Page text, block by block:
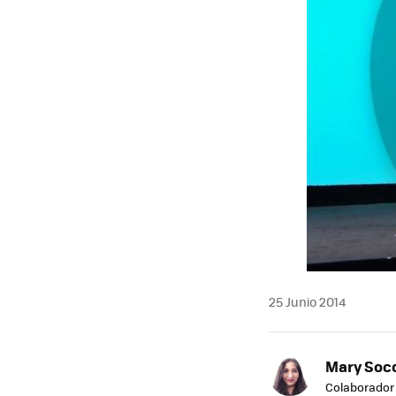
25 Junio 2014
Mary
Colaborador